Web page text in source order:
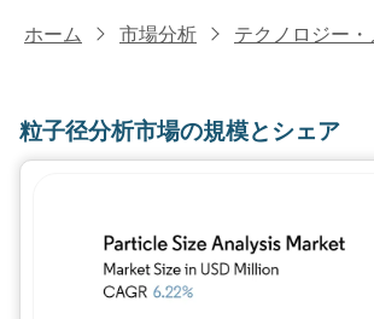
ホーム 市場分析 テクノロジー
粒子径分析市場の規模とシェア